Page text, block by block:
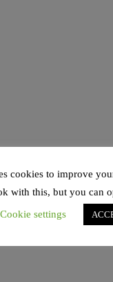
cookies to improve
with this, but you can
Cookie settings